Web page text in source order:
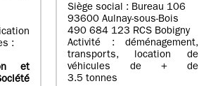
:
et
Siège social : Bureau 106
93600 Aulnay-sous-Bois
490 684 123 RCS Bobigny
Activité : déménagement,
transports, location de
véhicules de + de
3.5 tonnes